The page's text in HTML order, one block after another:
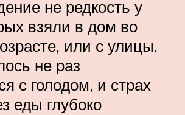
не редкость у
взяли в дом во
или с улицы.
не раз
с голодом, и страх
еды глубоко